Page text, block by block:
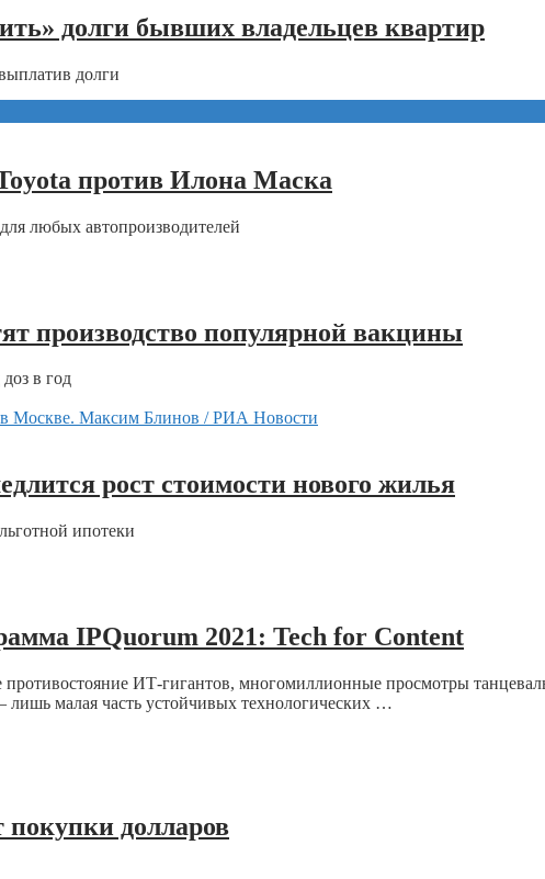
долги бывших владельцев квартир
долги
против Илона Маска
любых автопроизводителей
производство популярной вакцины
в год
рост стоимости нового жилья
ипотеки
IPQuorum 2021: Tech for Content
противостояние ИТ-гигантов, многомиллионные просмотры
малая часть устойчивых технологических …
покупки долларов